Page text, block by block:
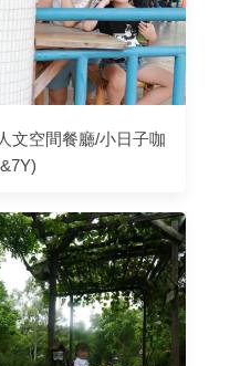
文空間餐廳/小日子咖